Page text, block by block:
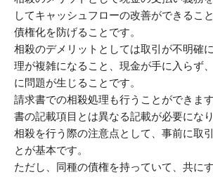
してキャッシュフローの改善ができるこ
債権化を防げることです。
相殺のデメリットとしては取引が不明確
理が複雑になること、現金が手に入らず
に問題が生じることです。
請求書での相殺処理も行うことができま
書の記載項目とは異なる記載が必要になり
相殺を行う際の注意点として、事前に取
とが基本です。
ただし、同種の債権を持っていて、共に